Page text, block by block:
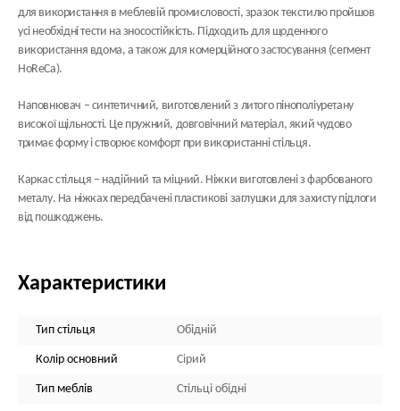
для використання в меблевій промисловості, зразок текстилю пройшов
усі необхідні тести на зносостійкість. Підходить для щоденного
використання вдома, а також для комерційного застосування (сегмент
HoReCa).
Наповнювач – синтетичний, виготовлений з литого пінополіуретану
високої щільності. Це пружний, довговічний матеріал, який чудово
тримає форму і створює комфорт при використанні стільця.
Каркас стільця – надійний та міцний. Ніжки виготовлені з фарбованого
металу. На ніжках передбачені пластикові заглушки для захисту підлоги
від пошкоджень.
Характеристики
Тип стільця Обідній
Колір основний Сірий
Тип меблів Стільці обідні